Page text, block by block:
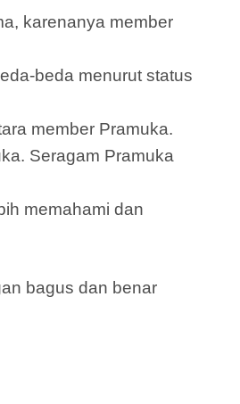
karenanya member
beda menurut status
member Pramuka.
Seragam Pramuka
memahami dan
bagus dan benar